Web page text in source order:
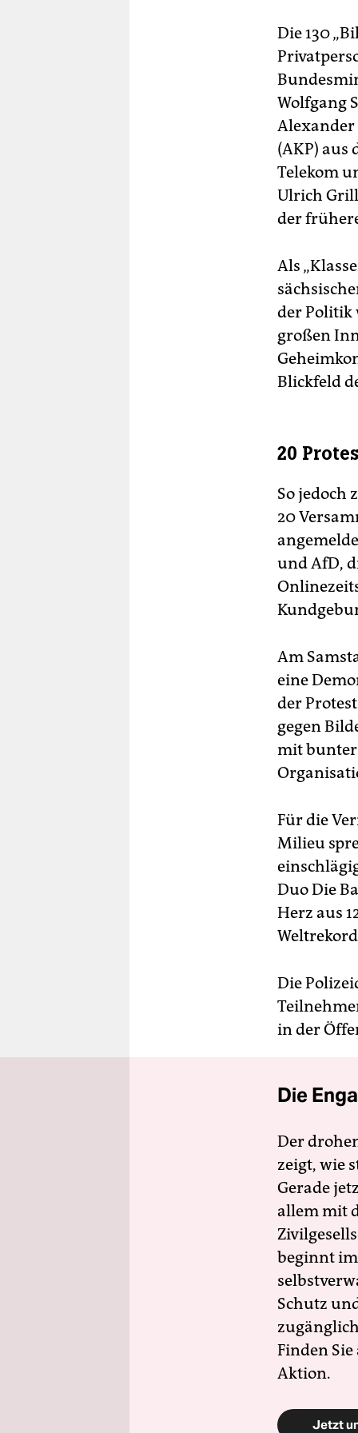
Die 130
Wolfgang
(AKP) aus
Telekom
Ulrich
der
Als
der Politik
großen
Blickfeld
20
So jedoch
20
und AfD,
Am
eine
der
gegen
mit bunter
Für die
Milieu
Duo Die
Herz aus
Die
in der
Die
Der
zeigt, wie
Gerade
allem mit
beginnt
Schutz
Finden
Aktion.
Jetzt